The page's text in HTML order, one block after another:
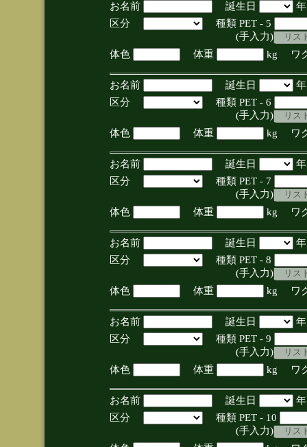
お名前 誕生日
区分
種類 PET - 5
(手入力)
体色
体重 kg ワ
お名前 誕生日
区分
種類 PET - 6
(手入力)
体色
体重 kg ワ
お名前 誕生日
区分
種類 PET - 7
(手入力)
体色
体重 kg ワ
お名前 誕生日
区分
種類 PET - 8
(手入力)
体色
体重 kg ワ
お名前 誕生日
区分
種類 PET - 9
(手入力)
体色
体重 kg ワ
お名前 誕生日
区分
種類 PET - 10
(手入力)